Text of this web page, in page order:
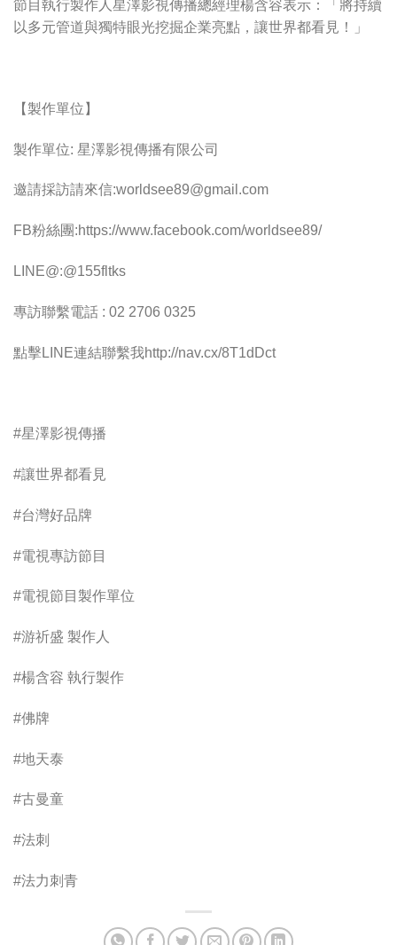
節目執行製作人星澤影視傳播總經理楊含容表示：「將持續
以多元管道與獨特眼光挖掘企業亮點，讓世界都看見！」
【製作單位】
製作單位: 星澤影視傳播有限公司
邀請採訪請來信:worldsee89@gmail.com
FB粉絲團:https://www.facebook.com/worldsee89/
LINE@:@155fltks
專訪聯繫電話 : 02 2706 0325
點擊LINE連結聯繫我http://nav.cx/8T1dDct
#星澤影視傳播
#讓世界都看見
#台灣好品牌
#電視專訪節目
#電視節目製作單位
#游祈盛 製作人
#楊含容 執行製作
#佛牌
#地天泰
#古曼童
#法刺
#法力刺青